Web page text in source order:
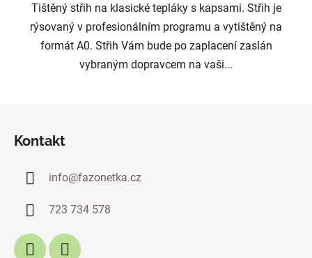
Tištěný střih na klasické tepláky s kapsami. Střih je
rýsovaný v profesionálním programu a vytištěný na
formát A0. Střih Vám bude po zaplacení zaslán
vybraným dopravcem na vaši...
Kontakt
info@fazonetka.cz
723 734 578